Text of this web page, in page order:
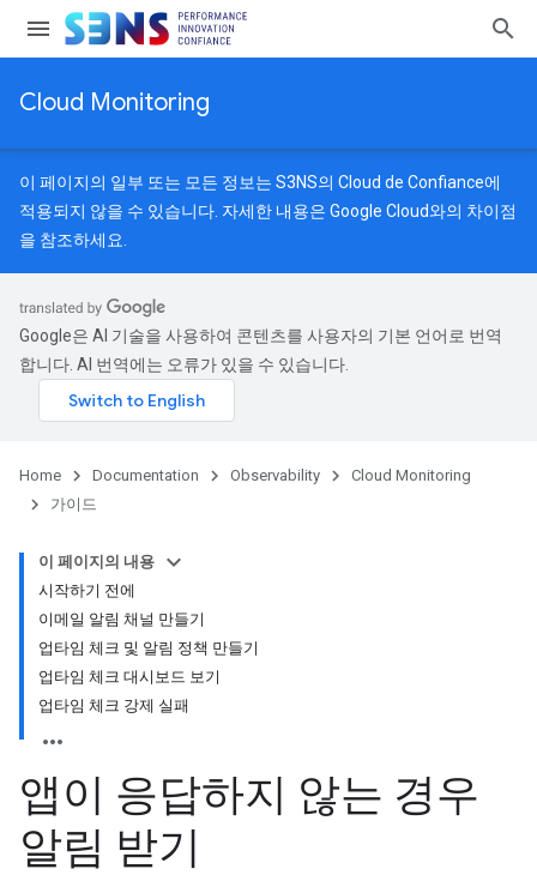
Cloud Monitoring
이 페이지의 일부 또는 모든 정보는 S3NS의 Cloud de Confiance에
적용되지 않을 수 있습니다. 자세한 내용은 Google Cloud와의 차이점
을 참조하세요.
Google은 AI 기술을 사용하여 콘텐츠를 사용자의 기본 언어로 번역
합니다. AI 번역에는 오류가 있을 수 있습니다.
Home Documentation Observability
Cloud Monitoring
가이드
이 페이지의 내용
시작하기 전에
이메일 알림 채널 만들기
업타임 체크 및 알림 정책 만들기
업타임 체크 대시보드 보기
업타임 체크 강제 실패
앱이 응답하지 않는 경우
알림 받기